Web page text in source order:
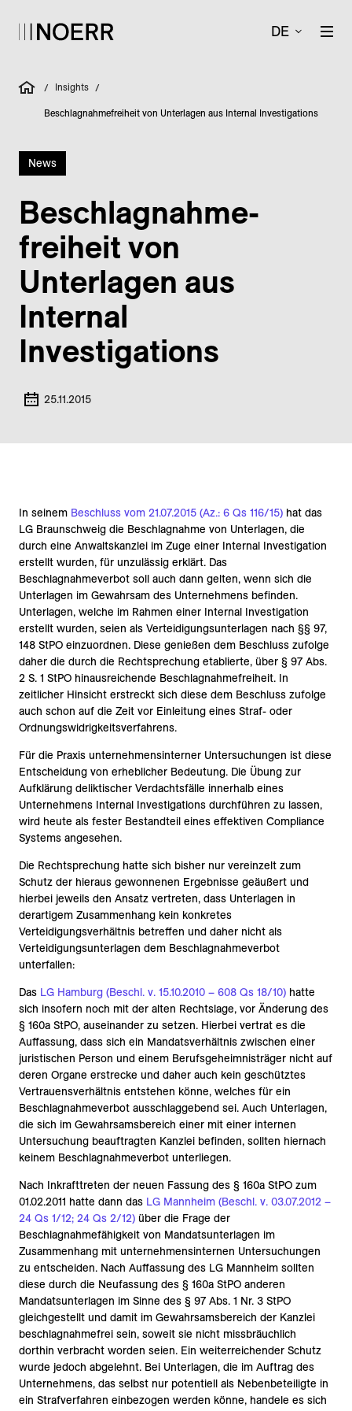
DE
/ Insights /
Beschlagnahmefreiheit von Unterlagen aus Internal Investigations
News
Beschlag­nahme­
freiheit von
Unterlagen aus
Internal
Investigations
25.11.2015
In seinem Beschluss vom 21.07.2015 (Az.: 6 Qs 116/15) hat das
LG Braunschweig die Beschlagnahme von Unterlagen, die
durch eine Anwaltskanzlei im Zuge einer Internal Investigation
erstellt wurden, für unzulässig erklärt. Das
Beschlagnahmeverbot soll auch dann gelten, wenn sich die
Unterlagen im Gewahrsam des Unternehmens befinden.
Unterlagen, welche im Rahmen einer Internal Investigation
erstellt wurden, seien als Verteidigungsunterlagen nach §§ 97,
148 StPO einzuordnen. Diese genießen dem Beschluss zufolge
daher die durch die Rechtsprechung etablierte, über § 97 Abs.
2 S. 1 StPO hinausreichende Beschlagnahmefreiheit. In
zeitlicher Hinsicht erstreckt sich diese dem Beschluss zufolge
auch schon auf die Zeit vor Einleitung eines Straf- oder
Ordnungswidrigkeitsverfahrens.
Für die Praxis unternehmensinterner Untersuchungen ist diese
Entscheidung von erheblicher Bedeutung. Die Übung zur
Aufklärung deliktischer Verdachtsfälle innerhalb eines
Unternehmens Internal Investigations durchführen zu lassen,
wird heute als fester Bestandteil eines effektiven Compliance
Systems angesehen.
Die Rechtsprechung hatte sich bisher nur vereinzelt zum
Schutz der hieraus gewonnenen Ergebnisse geäußert und
hierbei jeweils den Ansatz vertreten, dass Unterlagen in
derartigem Zusammenhang kein konkretes
Verteidigungsverhältnis betreffen und daher nicht als
Verteidigungsunterlagen dem Beschlagnahmeverbot
unterfallen:
Das LG Hamburg (Beschl. v. 15.10.2010 – 608 Qs 18/10) hatte
sich insofern noch mit der alten Rechtslage, vor Änderung des
§ 160a StPO, auseinander zu setzen. Hierbei vertrat es die
Auffassung, dass sich ein Mandatsverhältnis zwischen einer
juristischen Person und einem Berufsgeheimnisträger nicht auf
deren Organe erstrecke und daher auch kein geschütztes
Vertrauensverhältnis entstehen könne, welches für ein
Beschlagnahmeverbot ausschlaggebend sei. Auch Unterlagen,
die sich im Gewahrsamsbereich einer mit einer internen
Untersuchung beauftragten Kanzlei befinden, sollten hiernach
keinem Beschlagnahmeverbot unterliegen.
Nach Inkrafttreten der neuen Fassung des § 160a StPO zum
01.02.2011 hatte dann das LG Mannheim (Beschl. v. 03.07.2012 –
24 Qs 1/12; 24 Qs 2/12) über die Frage der
Beschlagnahmefähigkeit von Mandatsunterlagen im
Zusammenhang mit unternehmensinternen Untersuchungen
zu entscheiden. Nach Auffassung des LG Mannheim sollten
diese durch die Neufassung des § 160a StPO anderen
Mandatsunterlagen im Sinne des § 97 Abs. 1 Nr. 3 StPO
gleichgestellt und damit im Gewahrsamsbereich der Kanzlei
beschlagnahmefrei sein, soweit sie nicht missbräuchlich
dorthin verbracht worden seien. Ein weiterreichender Schutz
wurde jedoch abgelehnt. Bei Unterlagen, die im Auftrag des
Unternehmens, das selbst nur potentiell als Nebenbeteiligte in
ein Strafverfahren einbezogen werden könne, handele es sich